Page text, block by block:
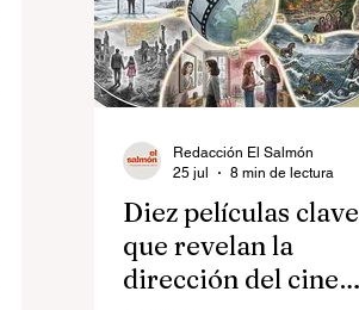
Diez películas clave
que revelan la
dirección del cine
Redacción El Salmón
25 jul
8 min de lectura